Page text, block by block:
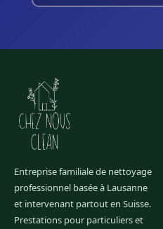
Entreprise familiale de nettoyage
professionnel basée à Lausanne
et intervenant partout en Suisse.
Prestations pour particuliers et